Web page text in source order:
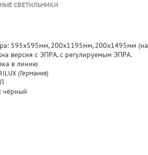
СВЕТИЛЬНИКИ
595х595мм, 200х1195мм, 200х1495мм (на
версия с ЭПРА, с регулируемым ЭПРА.
в линию
(Германия)
чёрный